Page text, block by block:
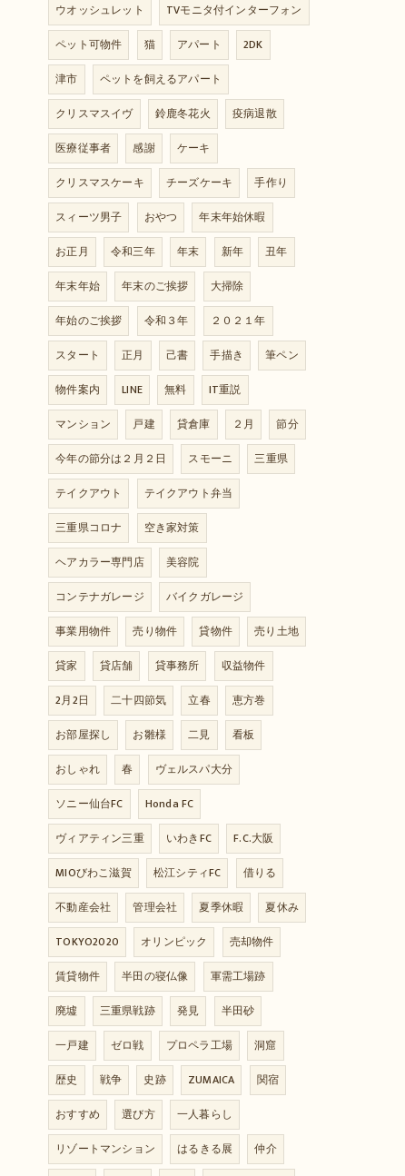
ウオッシュレット
TVモニタ付インターフォン
ペット可物件
猫 アパート
2DK
津市
ペットを飼えるアパート
クリスマスイヴ
鈴鹿冬花火
疫病退散
医療従事者
感謝
ケーキ
クリスマスケーキ
チーズケーキ
手作り
スィーツ男子
おやつ
年末年始休暇
お正月
令和三年 年末 新年
丑年
年末年始
年末のご挨拶
大掃除
年始のご挨拶
令和３年
２０２１年
スタート
正月 己書 手描き
筆ペン
物件案内
LINE 無料
IT重説
マンション
戸建 貸倉庫 ２月
節分
今年の節分は２月２日
スモーニ
三重県
テイクアウト
テイクアウト弁当
三重県コロナ
空き家対策
ヘアカラー専門店
美容院
コンテナガレージ
バイクガレージ
事業用物件
売り物件 貸物件
売り土地
貸家
貸店舗 貸事務所
収益物件
2月2日
二十四節気 立春
恵方巻
お部屋探し
お雛様 二見
看板
おしゃれ
春
ヴェルスパ大分
ソニー仙台FC
Honda FC
ヴィアティン三重
いわきFC
F.C.大阪
MIOびわこ滋賀
松江シティFC
借りる
不動産会社
管理会社 夏季休暇
夏休み
TOKYO2020
オリンピック
売却物件
賃貸物件
半田の寝仏像
軍需工場跡
廃墟
三重県戦跡 発見
半田砂
一戸建
ゼロ戦 プロペラ工場
洞窟
歴史
戦争 史跡 ZUMAICA
関宿
おすすめ
選び方
一人暮らし
リゾートマンション
はるきる展
仲介